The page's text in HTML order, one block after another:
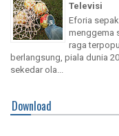
Televisi
Eforia
menggema
raga
berlangsung, piala dunia
sekedar ola...
Download